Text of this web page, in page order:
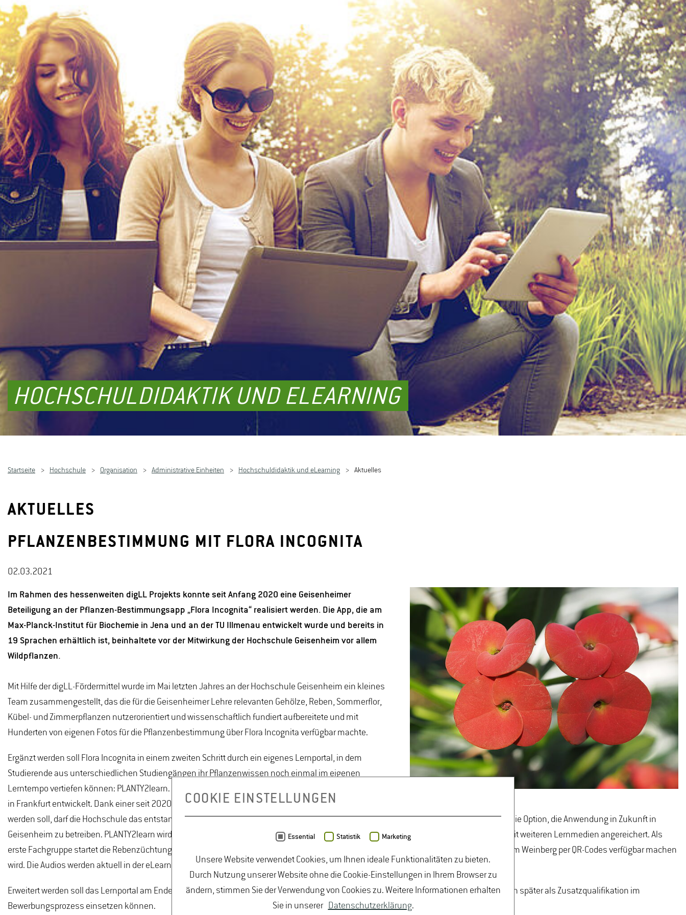
HOCHSCHULDIDAKTIK UND ELEARNING
Startseite Hochschule Organisation Administrative Einheiten Hochschuldidaktik und eLearning Aktuelles
AKTUELLES
PFLANZENBESTIMMUNG MIT FLORA INCOGNITA
02.03.2021
Im Rahmen des hessenweiten digLL Projekts konnte seit Anfang 2020 eine Geisenheimer
Beteiligung an der Pflanzen-Bestimmungsapp „Flora Incognita“ realisiert werden. Die App, die am
Max-Planck-Institut für Biochemie in Jena und an der TU Illmenau entwickelt wurde und bereits in
19 Sprachen erhältlich ist, beinhaltete vor der Mitwirkung der Hochschule Geisenheim vor allem
Wildpflanzen.
Mit Hilfe der digLL-Fördermittel wurde im Mai letzten Jahres an der Hochschule Geisenheim ein kleines
Team zusammengestellt, das die für die Geisenheimer Lehre relevanten Gehölze, Reben, Sommerflor,
Kübel- und Zimmerpflanzen nutzerorientiert und wissenschaftlich fundiert aufbereitete und mit
Hunderten von eigenen Fotos für die Pflanzenbestimmung über Flora Incognita verfügbar machte.
Ergänzt werden soll Flora Incognita in einem zweiten Schritt durch ein eigenes Lernportal, in dem
Studierende aus unterschiedlichen Studiengängen ihr Pflanzenwissen noch einmal im eigenen
Lerntempo vertiefen können: PLANTY2learn. Die Plattform wurde ursprünglich an der Goethe Universität
in Frankfurt entwickelt. Dank einer seit 2020 bestehenden Kooperation, die 2021 noch weiter ausgebaut
werden soll, darf die Hochschule das entstandene Back- und Frontend verwenden und mit den Geisenheimer Pflanzen füllen. Es besteht die Option, die Anwendung in Zukunft in
Geisenheim zu betreiben. PLANTY2learn wird nun sukzessive mit den für Flora Incognita entwickelten Pflanzen-Steckbriefen gefüllt und mit weiteren Lernmedien angereichert. Als
erste Fachgruppe startet die Rebenzüchtung, die ihre Steckbriefe zu den einzelnen Rebsorten mit tollen Audios untermalen und die Infos im Weinberg per QR-Codes verfügbar machen
wird. Die Audios werden aktuell in der eLearning Abteilung produziert.
Erweitert werden soll das Lernportal am Ende mit der Möglichkeit, einen „Geisenheimer Pflanzenschein“ zu erwerben, den die Studierenden später als Zusatzqualifikation im
Bewerbungsprozess einsetzen können.
COOKIE EINSTELLUNGEN
Essential Statistik Marketing
Unsere Website verwendet Cookies, um Ihnen ideale Funktionalitäten zu bieten.
Durch Nutzung unserer Website ohne die Cookie-Einstellungen in Ihrem Browser zu
ändern, stimmen Sie der Verwendung von Cookies zu. Weitere Informationen erhalten
Sie in unserer Datenschutzerklärung.